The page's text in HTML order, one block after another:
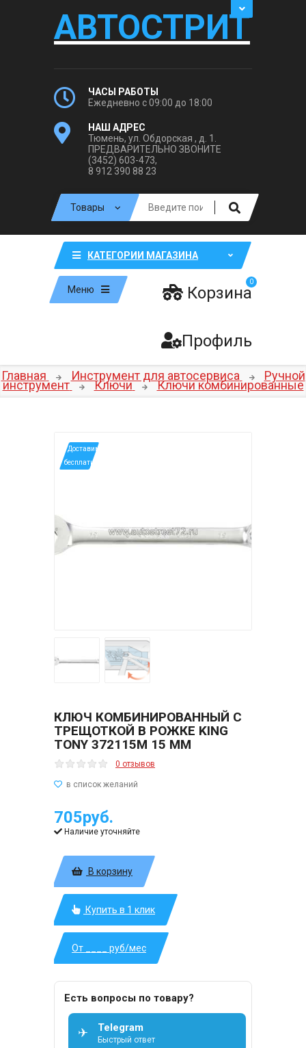
АВТОСТРИТ
ЧАСЫ РАБОТЫ
Ежедневно с 09:00 до 18:00
НАШ АДРЕС
Тюмень, ул. Обдорская , д. 1.
ПРЕДВАРИТЕЛЬНО ЗВОНИТЕ
(3452) 603-473,
8 912 390 88 23
КАТЕГОРИИ МАГАЗИНА
Меню Корзина
0
Профиль
Главная Инструмент для автосервиса Ручной
инструмент Ключи Ключи комбинированные
*Доставим
бесплатно
КЛЮЧ КОМБИНИРОВАННЫЙ С
ТРЕЩОТКОЙ В РОЖКЕ KING
TONY 372115M 15 ММ
0 отзывов
705руб.
Наличие уточняйте
В корзину
Купить в 1 клик
От ____ руб/мес
Есть вопросы по товару?
✈ Telegram
Быстрый ответ